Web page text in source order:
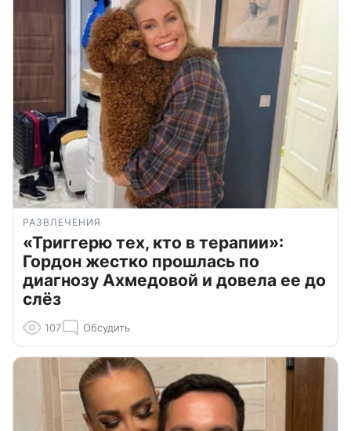
РАЗВЛЕЧЕНИЯ
«Триггерю тех, кто в терапии»:
Гордон жестко прошлась по
диагнозу Ахмедовой и довела ее до
слёз
107 Обсудить